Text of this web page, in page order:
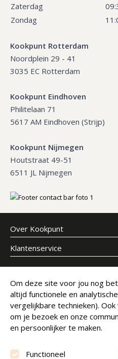
Zaterdag
Zondag
Kookpunt Rotterdam
Noordplein 29 - 41
3035 EC Rotterdam
Kookpunt Eindhoven
Philitelaan 71
5617 AM Eindhoven (Strijp)
Kookpunt Nijmegen
Houtstraat 49-51
6511 JL Nijmegen
Over Kookpunt
Klantenservice
Meld je aan voor onze
E-mailadres
Om deze site voor jou nog
altijd functionele en
vergelijkbare technieken).
om je bezoek en onze
en persoonlijker te maken.
Functioneel